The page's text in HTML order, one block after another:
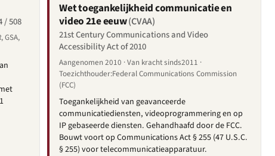
/ 508
GSA,
Wet toegankelijkheid communicatie en
video 21e eeuw(CVAA)
21st Century Communications and Video
Accessibility Act of 2010
Aangenomen 2010 · Van kracht sinds2011 ·
Toezichthouder:Federal Communications Commission
(FCC)
Toegankelijkheid van geavanceerde
communicatiediensten, videoprogrammering en op
IP gebaseerde diensten. Gehandhaafd door de FCC.
Bouwt voort op Communications Act § 255 (47 U.S.C.
§ 255) voor telecommunicatieapparatuur.